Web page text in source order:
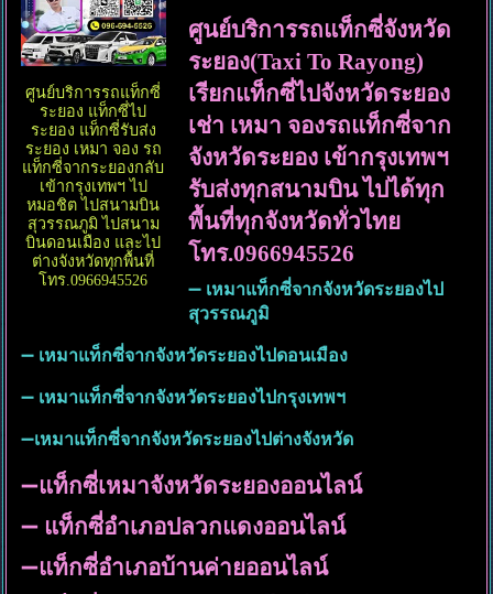
ศูนย์บริการรถแท็กซี่
ระยอง แท็กซี่ไป
ระยอง แท็กซี่รับส่ง
ระยอง เหมา จอง รถ
แท็กซี่จากระยองกลับ
เข้ากรุงเทพฯ ไป
หมอชิต ไปสนามบิน
สุวรรณภูมิ ไปสนาม
บินดอนเมือง และไป
ต่างจังหวัดทุกพื้นที่
โทร.0966945526
ศูนย์บริการรถแท็กซี่จังหวัด
ระยอง(Taxi To Rayong)
เรียกแท็กซี่ไปจังหวัดระยอง
เช่า เหมา จองรถแท็กซี่จาก
จังหวัดระยอง เข้ากรุงเทพฯ
รับส่งทุกสนามบิน ไปได้ทุก
พื้นที่ทุกจังหวัดทั่วไทย
โทร.0966945526
➖ เหมาแท็กซี่จากจังหวัดระยองไป
สุวรรณภูมิ
➖ เหมาแท็กซี่จากจังหวัดระยองไปดอนเมือง
➖ เหมาแท็กซี่จากจังหวัดระยองไปกรุงเทพฯ
➖เหมาแท็กซี่จากจังหวัดระยองไปต่างจังหวัด
➖แท็กซี่เหมาจังหวัดระยองออนไลน์
➖ แท็กซี่อำเภอปลวกแดงออนไลน์
➖แท็กซี่อำเภอบ้านค่ายออนไลน์